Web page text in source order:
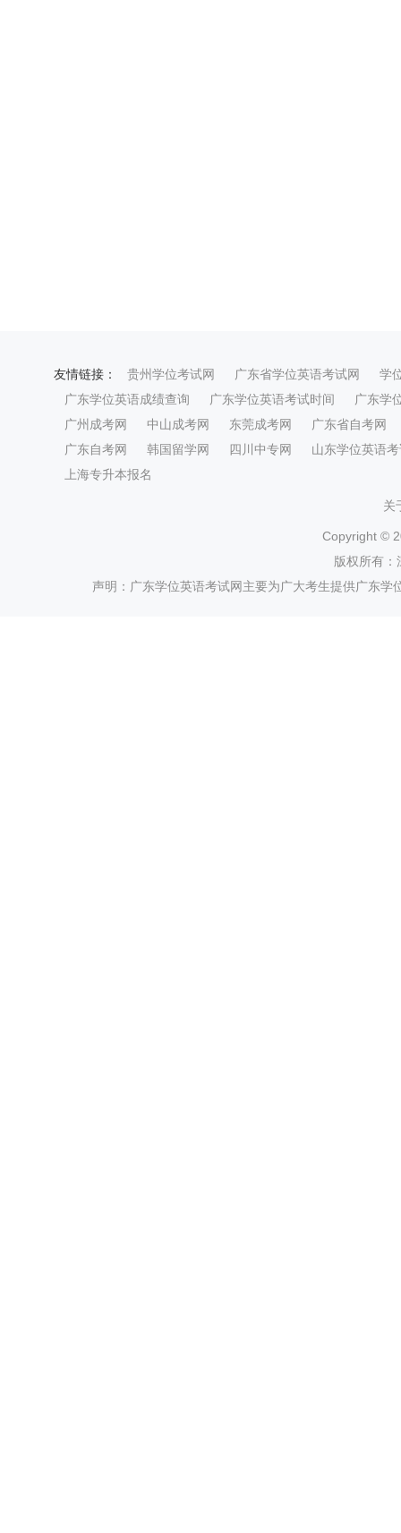
友情链接： 贵州学位考试网 广东省学位英语考试网
学
广东学位英语成绩查询
广东学位英语考试时间
广东学
广州成考网
中山成考网 东莞成考网
广东省自考网
广东自考网
韩国留学网 四川中专网
山东学位英语
上海专升本报名
关
Copyright ©
版权所有
声明：广东学位英语考试网主要为广大考生提供广东